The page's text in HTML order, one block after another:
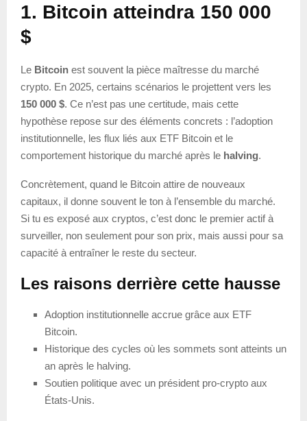
1. Bitcoin atteindra 150 000
$
Le Bitcoin est souvent la pièce maîtresse du marché
crypto. En 2025, certains scénarios le projettent vers les
150 000 $. Ce n’est pas une certitude, mais cette
hypothèse repose sur des éléments concrets : l’adoption
institutionnelle, les flux liés aux ETF Bitcoin et le
comportement historique du marché après le halving.
Concrètement, quand le Bitcoin attire de nouveaux
capitaux, il donne souvent le ton à l’ensemble du marché.
Si tu es exposé aux cryptos, c’est donc le premier actif à
surveiller, non seulement pour son prix, mais aussi pour sa
capacité à entraîner le reste du secteur.
Les raisons derrière cette hausse
Adoption institutionnelle accrue grâce aux ETF
Bitcoin.
Historique des cycles où les sommets sont atteints un
an après le halving.
Soutien politique avec un président pro-crypto aux
États-Unis.